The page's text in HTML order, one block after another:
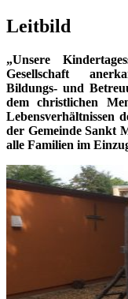
Leitbild
„Unsere
Gesellschaft
Bildungs- und
dem christlichen
Lebensverhältnissen
der Gemeinde Sankt
alle Familien im